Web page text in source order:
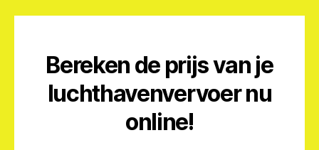
Bereken de prijs van je
luchthavenvervoer nu
online!